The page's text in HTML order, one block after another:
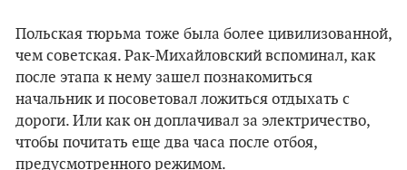
Польская тюрьма тоже была более цивилизованной,
чем советская. Рак-Михайловский вспоминал, как
после этапа к нему зашел познакомиться
начальник и посоветовал ложиться отдыхать с
дороги. Или как он доплачивал за электричество,
чтобы почитать еще два часа после отбоя,
предусмотренного режимом.